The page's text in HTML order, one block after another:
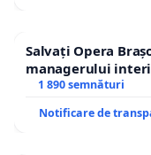
Salvați Opera
managerului
1 890 semnături
Notificare de